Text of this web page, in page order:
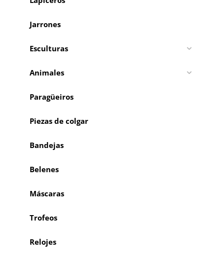
Jarrones
Esculturas
Animales
Paragüeiros
Piezas de colgar
Bandejas
Belenes
Máscaras
Trofeos
Relojes